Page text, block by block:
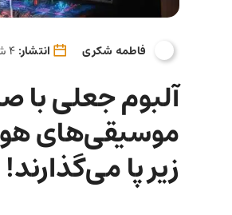
فاطمه شکری انتشار:
آلبوم جعلی با
موسیقی‌های
زیر پا می‌گذارند!